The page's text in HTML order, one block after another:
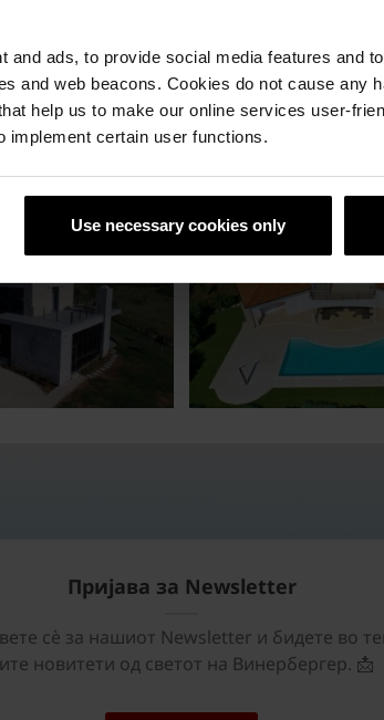
and ads, to provide social media features and
and web beacons. Cookies do not cause any
help us to make our online services user-
implement certain user functions.
Use necessary cookies only
Пријава за Newsletter
сѐ за нашиот Newsletter и бидете во
новитети од светот на Винербергер. 📩